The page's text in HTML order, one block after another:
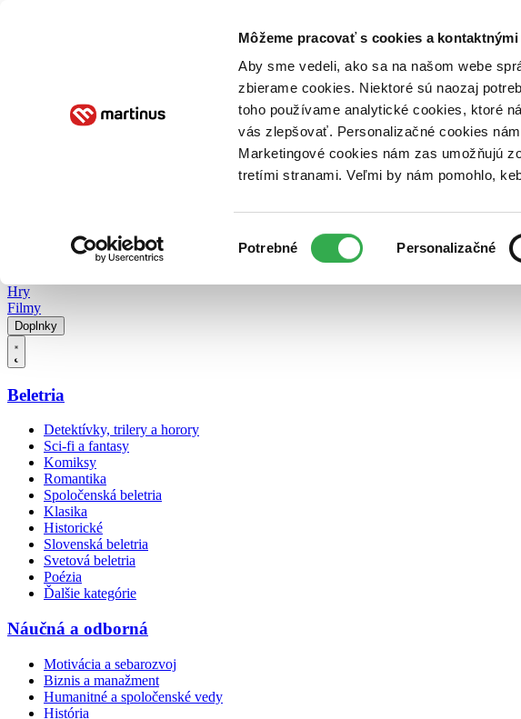
Môžeme pracovať s cookies a
Aby sme vedeli, ako sa na našom webe
zbierame cookies. Niektoré sú naozaj
toho používame analytické cookies, ktoré
vás zlepšovať. Personalizačné cookies
Marketingové cookies nám zas umožňujú
tretími stranami. Veľmi by nám pomohlo,
súhlasu
Potrebné Personalizačné
Poukážky Kontakt
Hry
Filmy
Doplnky
Beletria
Detektívky, trilery a horory
Sci-fi a fantasy
Komiksy
Romantika
Spoločenská beletria
Klasika
Historické
Slovenská beletria
Svetová beletria
Poézia
Ďalšie kategórie
Náučná a odborná
Motivácia a sebarozvoj
Biznis a manažment
Humanitné a spoločenské vedy
História